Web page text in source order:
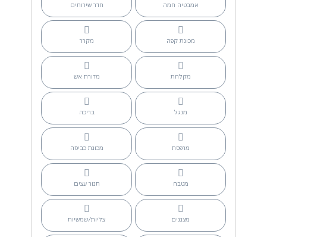
אמבטיה חמה חדר שירותים
מכונת קפה מקרר
מקלחת מדורת אש
מנגל בריכה
מרפסת מכונת כביסה
מטבח תנור עצים
מצננים צליות/שמשיות